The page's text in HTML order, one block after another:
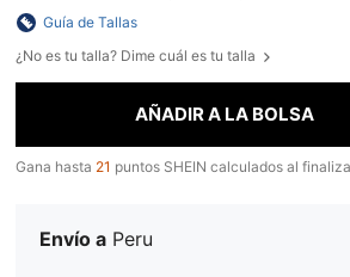
Guía de Tallas
¿No es tu talla? Dime cuál es tu talla
AÑADIR A LA BOLSA
Gana hasta 21 puntos SHEIN calculados al
Envío a Peru